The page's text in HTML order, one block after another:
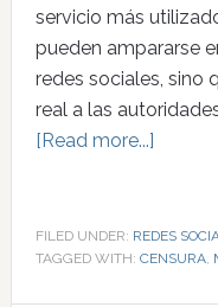
servicio más
pueden ampararse
redes sociales, sino
real a las
[Read more...]
FILED UNDER: REDES
TAGGED WITH: CENSURA,